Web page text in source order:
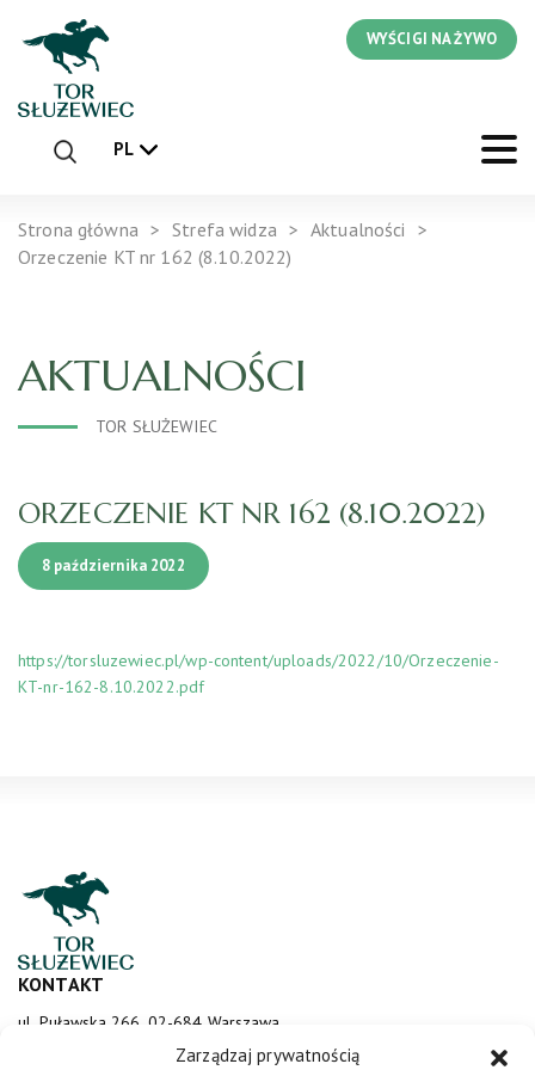
Zarządzaj prywatnością
WYŚCIGI NA ŻYWO
PL
Strona główna Strefa widza
Aktualności
Orzeczenie KT nr 162 (8.10.2022)
AKTUALNOŚCI
TOR SŁUŻEWIEC
ORZECZENIE KT NR 162 (8.10.2022)
8 października 2022
https://torsluzewiec.pl/wp-content/uploads/2022/10/Orzeczenie-
KT-nr-162-8.10.2022.pdf
KONTAKT
ul. Puławska 266, 02-684 Warszawa
sluzewiec@totalizator.pl